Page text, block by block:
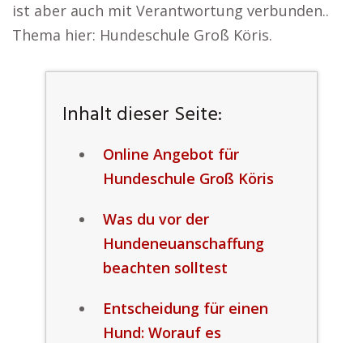
ist aber auch mit Verantwortung verbunden..
Thema hier: Hundeschule Groß Köris.
Inhalt dieser Seite:
Online Angebot für
Hundeschule Groß Köris
Was du vor der
Hundeneuanschaffung
beachten solltest
Entscheidung für einen
Hund: Worauf es